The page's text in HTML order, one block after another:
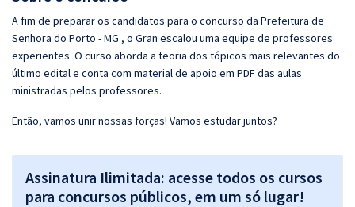
A fim de preparar os candidatos para o concurso da Prefeitura de
Senhora do Porto - MG , o Gran escalou uma equipe de professores
experientes. O curso aborda a teoria dos tópicos mais relevantes do
último edital e conta com material de apoio em PDF das aulas
ministradas pelos professores.
Então, vamos unir nossas forças! Vamos estudar juntos?
Assinatura Ilimitada: acesse todos os cursos
para concursos públicos, em um só lugar!